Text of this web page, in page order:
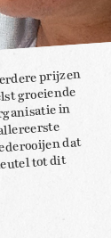
prijzen
groeiende
in
dat
tot dit